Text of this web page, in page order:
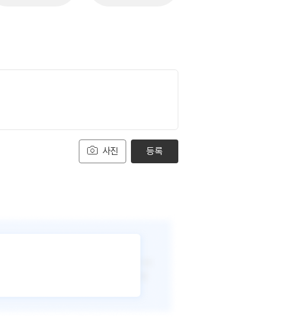
사진 등록